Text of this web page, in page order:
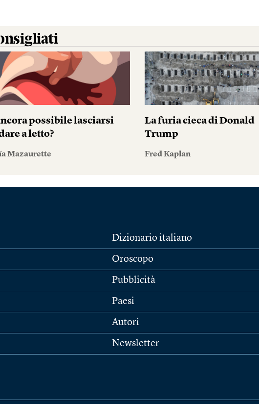
possibile lasciarsi
a letto?
Mazaurette
La furia cieca di Donald
Trump
Fred Kaplan
Dizionario italiano
Oroscopo
Pubblicità
Paesi
Autori
Newsletter